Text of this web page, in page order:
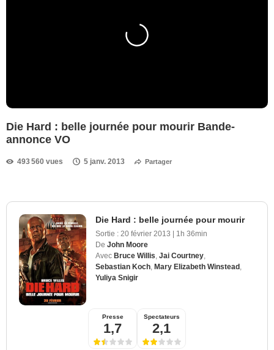
Die Hard : belle journée pour mourir Bande-
annonce VO
493 560 vues 5 janv. 2013 Partager
Die Hard : belle journée pour mourir
Sortie : 20 février 2013 | 1h 36min
De John Moore
Avec Bruce Willis Jai Courtney
Sebastian Koch Mary Elizabeth Winstead
Yuliya Snigir
Presse
1,7
Spectateurs
2,1